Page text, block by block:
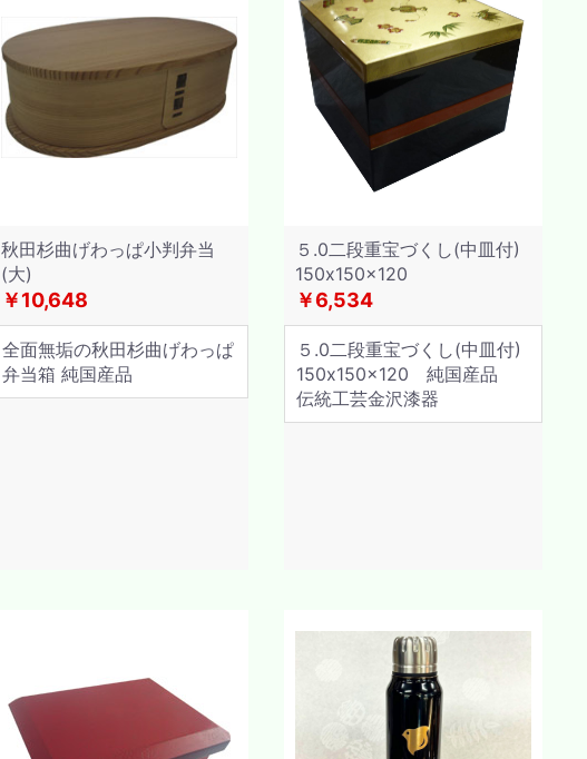
秋田杉曲げわっぱ小判弁当
(大)
￥10,648
全面無垢の秋田杉曲げわっぱ
弁当箱 純国産品
５.0二段重宝づくし(中皿付)
150x150x120
￥6,534
５.0二段重宝づくし(中皿付)
150x150x120 純国産品
伝統工芸金沢漆器